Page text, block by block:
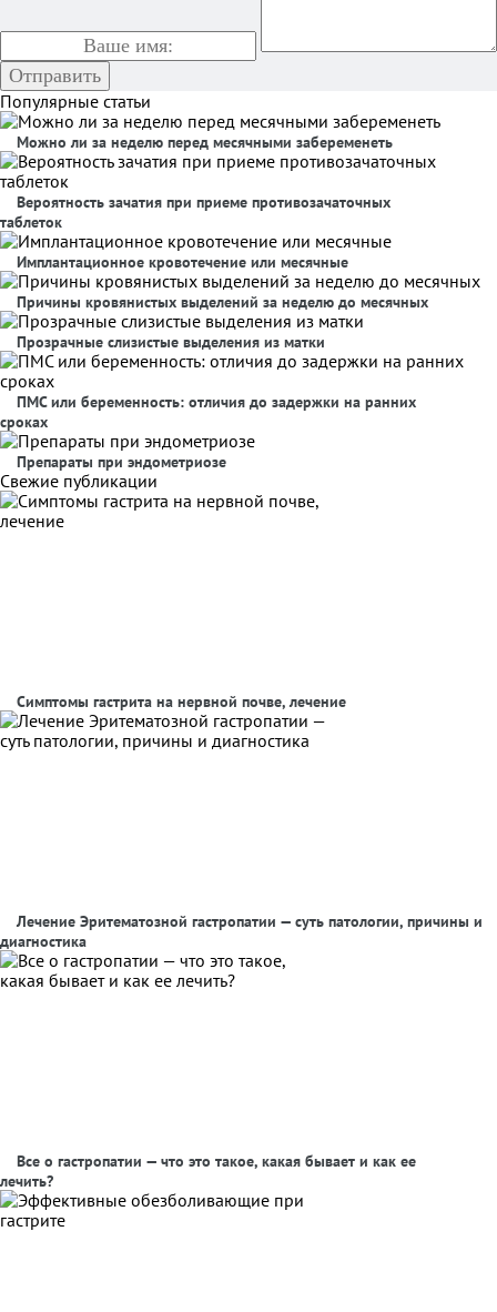
Популярные статьи
Можно ли за неделю перед месячными забеременеть
Вероятность зачатия при приеме противозачаточных
таблеток
Имплантационное кровотечение или месячные
Причины кровянистых выделений за неделю до месячных
Прозрачные слизистые выделения из матки
ПМС или беременность: отличия до задержки на ранних
сроках
Препараты при эндометриозе
Свежие публикации
Симптомы гастрита на нервной почве, лечение
Лечение Эритематозной гастропатии — суть патологии, причины и
диагностика
Все о гастропатии — что это такое, какая бывает и как ее
лечить?